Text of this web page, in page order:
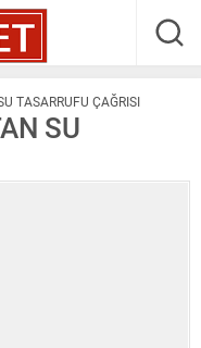
TASARRUFU ÇAĞRISI
SU